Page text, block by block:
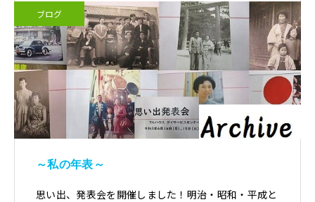
ブログ
～私の年表～
思い出、発表会を開催しました！明治・昭和・平成と